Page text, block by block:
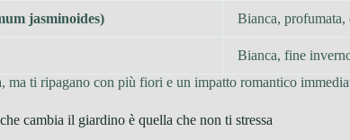
jasminoides) Bianca, profumata,
Bianca, fine
ma ti ripagano con più fiori e un impatto romantico
cambia il giardino è quella che non ti stressa